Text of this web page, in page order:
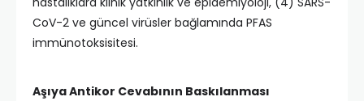
CoV-2 ve güncel virüsler bağlamında PFAS
immünotoksisitesi.
Aşıya Antikor Cevabının Baskılanması